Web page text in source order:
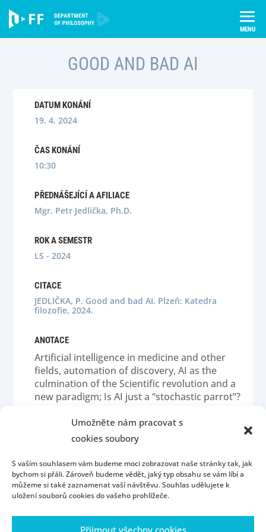
content
Umožněte nám pracovat s
cookies soubory
S vaším souhlasem vám budeme moci zobrazovat naše stránky tak, jak
bychom si přáli. Zároveň budeme vědět, jaký typ obsahu se vám líbí a
můžeme si také zaznamenat vaší návštěvu. Souhlas udělujete k
uložení souborů cookies do vašeho prohlížeče.
Přijmout všechny cookies
Semináře
GOOD AND BAD AI
DATUM KONÁNÍ
19. 4. 2024
ČAS KONÁNÍ
10:30
PŘEDNÁŠEJÍCÍ A AFILIACE
Mgr. Petr Jedlička, Ph.D.
ROK A SEMESTR
LS - 2024
CITACE
JEDLIČKA, P. Good and bad AI. Plzeň: Katedra
filozofie, 2024.
ANOTACE
Artificial intelligence in medicine and other
fields, automation of discovery, AI as the
culmination of the Scientific revolution and a
new paradigm; Is AI just a “stochastic parrot”?
psychosocial risks (Oppenheimer syndrome,
superintelligence, emotional dependence).